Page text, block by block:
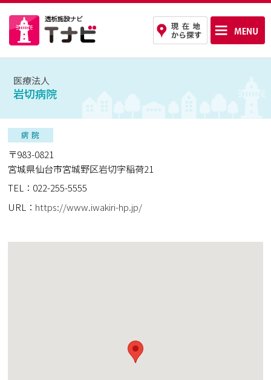
医療法人
岩切病院
〒983-0821
宮城県仙台市宮城野区岩切字稲荷21
TEL：022-255-5555
URL： https://www.iwakiri-hp.jp/